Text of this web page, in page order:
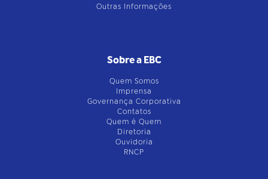
Outras Informações
Sobre a EBC
Quem Somos
Imprensa
Governança Corporativa
Contatos
Quem é Quem
Diretoria
Ouvidoria
RNCP